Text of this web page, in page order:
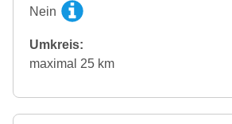
Nein
Umkreis:
maximal 25 km